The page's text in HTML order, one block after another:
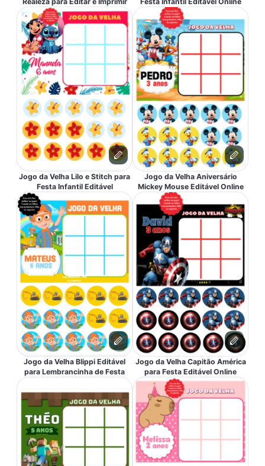
Jogo da Velha Lilo e Stitch para
Festa Infantil Editável
Jogo da Velha Blippi Editável
para Lembrancinha de Festa
Jogo da Velha Aniversário
Mickey Mouse Editável Online
Jogo da Velha Capitão América
para Festa Editável Online